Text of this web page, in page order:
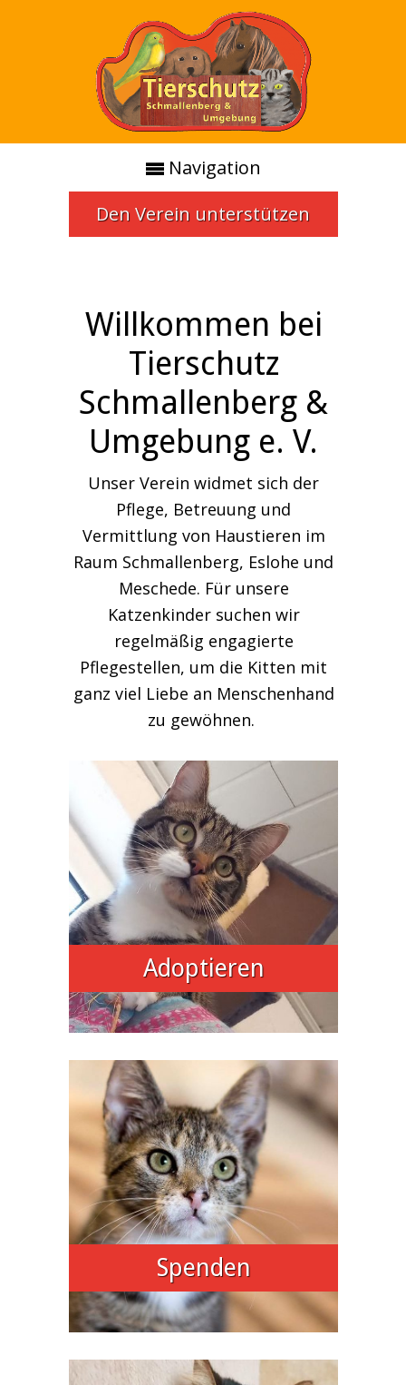
Navigation
Den Verein unterstützen
Willkommen bei
Tierschutz
Schmallenberg &
Umgebung e. V.
Unser Verein widmet sich der
Pflege, Betreuung und
Vermittlung von Haustieren im
Raum Schmallenberg, Eslohe und
Meschede. Für unsere
Katzenkinder suchen wir
regelmäßig engagierte
Pflegestellen, um die Kitten mit
ganz viel Liebe an Menschenhand
zu gewöhnen.
Adoptieren
Spenden